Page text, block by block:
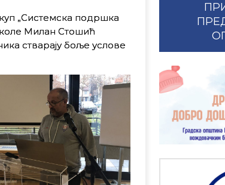
„Системска подршка
Милан Стошић
стварају боље услове